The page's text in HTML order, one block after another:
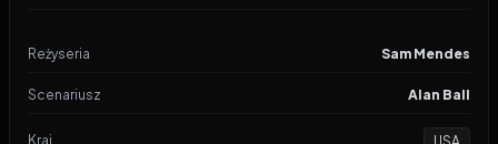
Reżyseria Sam Mendes
Scenariusz Alan Ball
Kraj